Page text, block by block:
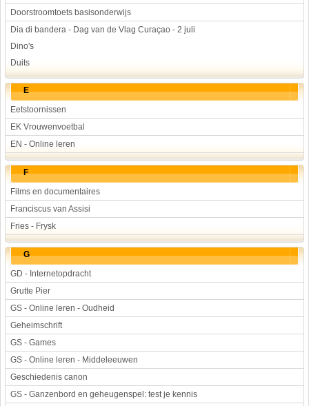
Doorstroomtoets basisonderwijs
Dia di bandera - Dag van de Vlag Curaçao - 2 juli
Dino's
Duits
E
Eetstoornissen
EK Vrouwenvoetbal
EN - Online leren
F
Films en documentaires
Franciscus van Assisi
Fries - Frysk
G
GD - Internetopdracht
Grutte Pier
GS - Online leren - Oudheid
Geheimschrift
GS - Games
GS - Online leren - Middeleeuwen
Geschiedenis canon
GS - Ganzenbord en geheugenspel: test je kennis